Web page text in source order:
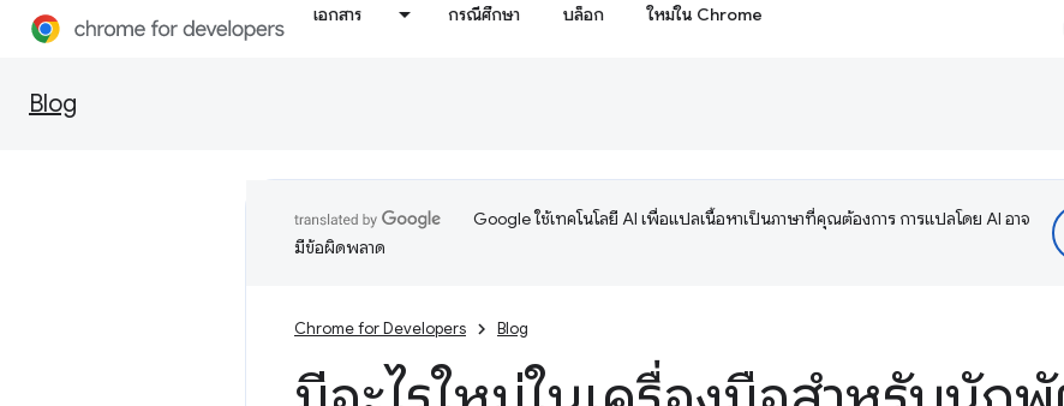
เอกสาร กรณีศึกษา บล็อก ใหม่ใน Chrome
Blog
Google ใช้เทคโนโลยี AI เพื่อแปลเนื้อหาเป็นภาษาที่คุณต้องการ การแปลโดย AI อาจ
มีข้อผิดพลาด
Chrome for Developers Blog